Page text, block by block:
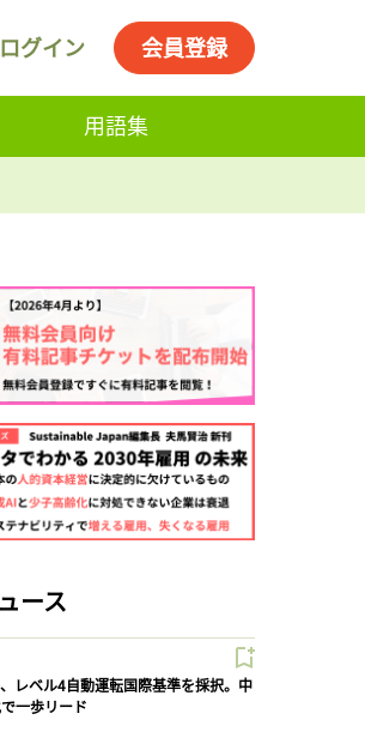
ログイン 会員登録
用語集
ース
、レベル4自動運転国際基準を採択。中
一歩リード